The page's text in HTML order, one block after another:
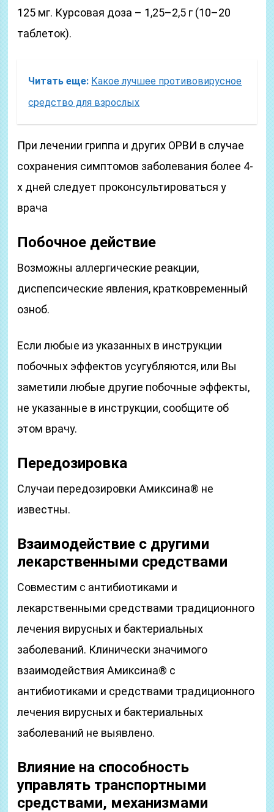
125 мг. Курсовая доза – 1,25–2,5 г (10–20
таблеток).
Читать еще: Какое лучшее противовирусное
средство для взрослых
При лечении гриппа и других ОРВИ в случае
сохранения симптомов заболевания более 4-
х дней следует проконсультироваться у
врача
Побочное действие
Возможны аллергические реакции,
диспепсические явления, кратковременный
озноб.
Если любые из указанных в инструкции
побочных эффектов усугубляются, или Вы
заметили любые другие побочные эффекты,
не указанные в инструкции, сообщите об
этом врачу.
Передозировка
Случаи передозировки Амиксина® не
известны.
Взаимодействие с другими
лекарственными средствами
Совместим с антибиотиками и
лекарственными средствами традиционного
лечения вирусных и бактериальных
заболеваний. Клинически значимого
взаимодействия Амиксина® с
антибиотиками и средствами традиционного
лечения вирусных и бактериальных
заболеваний не выявлено.
Влияние на способность
управлять транспортными
средствами, механизмами